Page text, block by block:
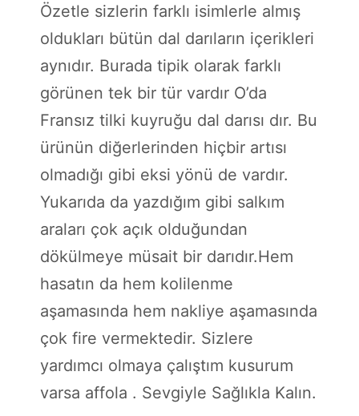
Özetle sizlerin farklı isimlerle almış
oldukları bütün dal darıların içerikleri
aynıdır. Burada tipik olarak farklı
görünen tek bir tür vardır O’da
Fransız tilki kuyruğu dal darısı dır. Bu
ürünün diğerlerinden hiçbir artısı
olmadığı gibi eksi yönü de vardır.
Yukarıda da yazdığım gibi salkım
araları çok açık olduğundan
dökülmeye müsait bir darıdır.Hem
hasatın da hem kolilenme
aşamasında hem nakliye aşamasında
çok fire vermektedir. Sizlere
yardımcı olmaya çalıştım kusurum
varsa affola . Sevgiyle Sağlıkla Kalın.